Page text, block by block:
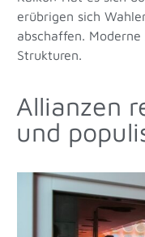
erübrigen sich
abschaffen.
Strukturen.
Allianzen
und